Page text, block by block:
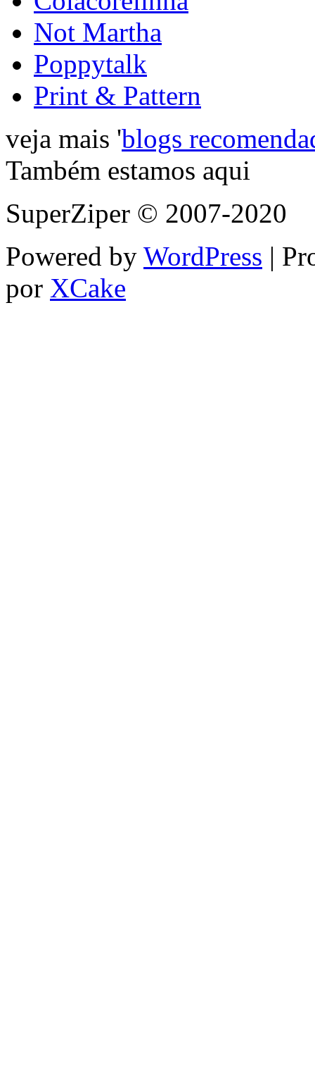
Not Martha
Poppytalk
Print & Pattern
veja mais 'blogs
Também estamos aqui
SuperZiper © 2007-2020
Powered by WordPress |
por XCake